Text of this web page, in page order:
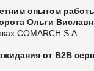
опытом
Ольги
COMARCH S.A.
от B2B